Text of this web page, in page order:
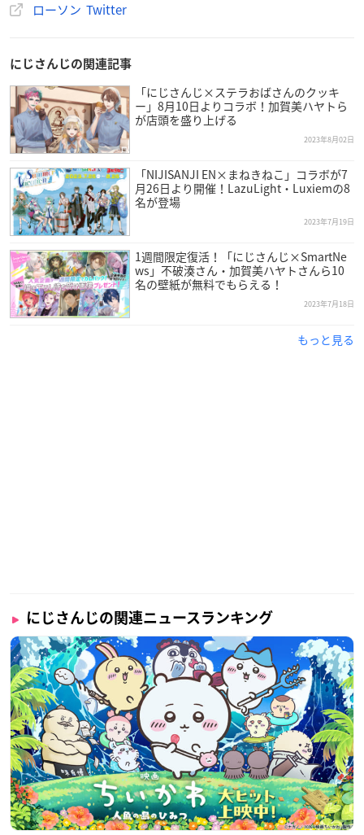
ローソン Twitter
にじさんじの関連記事
「にじさんじ×ステラおばさんのクッキ
ー」8月10日よりコラボ！加賀美ハヤトら
が店頭を盛り上げる
2023年8月02日
「NIJISANJI EN×まねきねこ」コラボが7
月26日より開催！LazuLight・Luxiemの8
名が登場
2023年7月19日
1週間限定復活！「にじさんじ×SmartNe
ws」不破湊さん・加賀美ハヤトさんら10
名の壁紙が無料でもらえる！
2023年7月18日
もっと見る
にじさんじの関連ニュースランキング